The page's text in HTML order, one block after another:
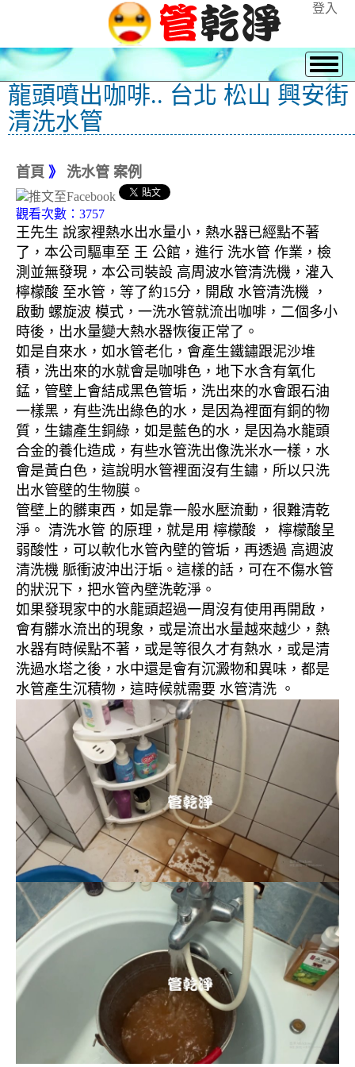
登入
龍頭噴出咖啡.. 台北 松山 興安街
清洗水管
首頁 》 洗水管 案例
觀看次數：3757
王先生 說家裡熱水出水量小，熱水器已經點不著
了，本公司驅車至 王 公館，進行 洗水管 作業，檢
測並無發現，本公司裝設 高周波水管清洗機，灌入
檸檬酸 至水管，等了約15分，開啟 水管清洗機 ，
啟動 螺旋波 模式，一洗水管就流出咖啡，二個多小
時後，出水量變大熱水器恢復正常了。
如是自來水，如水管老化，會產生鐵鏽跟泥沙堆
積，洗出來的水就會是咖啡色，地下水含有氧化
錳，管壁上會結成黑色管垢，洗出來的水會跟石油
一樣黑，有些洗出綠色的水，是因為裡面有銅的物
質，生鏽產生銅綠，如是藍色的水，是因為水龍頭
合金的養化造成，有些水管洗出像洗米水一樣，水
會是黃白色，這說明水管裡面沒有生鏽，所以只洗
出水管壁的生物膜。
管壁上的髒東西，如是靠一般水壓流動，很難清乾
淨。 清洗水管 的原理，就是用 檸檬酸 ， 檸檬酸呈
弱酸性，可以軟化水管內壁的管垢，再透過 高週波
清洗機 脈衝波沖出汙垢。這樣的話，可在不傷水管
的狀況下，把水管內壁洗乾淨。
如果發現家中的水龍頭超過一周沒有使用再開啟，
會有髒水流出的現象，或是流出水量越來越少，熱
水器有時候點不著，或是等很久才有熱水，或是清
洗過水塔之後，水中還是會有沉澱物和異味，都是
水管產生沉積物，這時候就需要 水管清洗 。